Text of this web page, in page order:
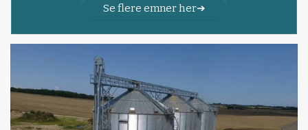
Se flere emner her